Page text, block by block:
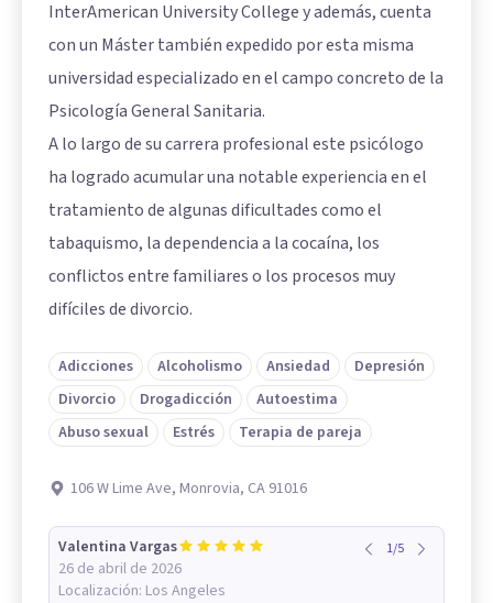
InterAmerican University College y además, cuenta
con un Máster también expedido por esta misma
universidad especializado en el campo concreto de la
Psicología General Sanitaria.
A lo largo de su carrera profesional este psicólogo
ha logrado acumular una notable experiencia en el
tratamiento de algunas dificultades como el
tabaquismo, la dependencia a la cocaína, los
conflictos entre familiares o los procesos muy
difíciles de divorcio.
Adicciones Alcoholismo Ansiedad
Depresión
Divorcio
Drogadicción
Autoestima
Abuso sexual
Estrés Terapia de pareja
106 W Lime Ave, Monrovia, CA 91016
Valentina Vargas
26 de abril de 2026
Localización: Los Angeles
1/5